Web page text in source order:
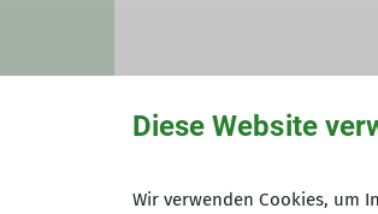
Tourenleiter*in in
Anmeldung bis
Diese Website
Wir verwenden Cookies, um